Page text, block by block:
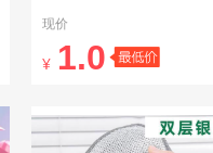
现价
¥ 1.0